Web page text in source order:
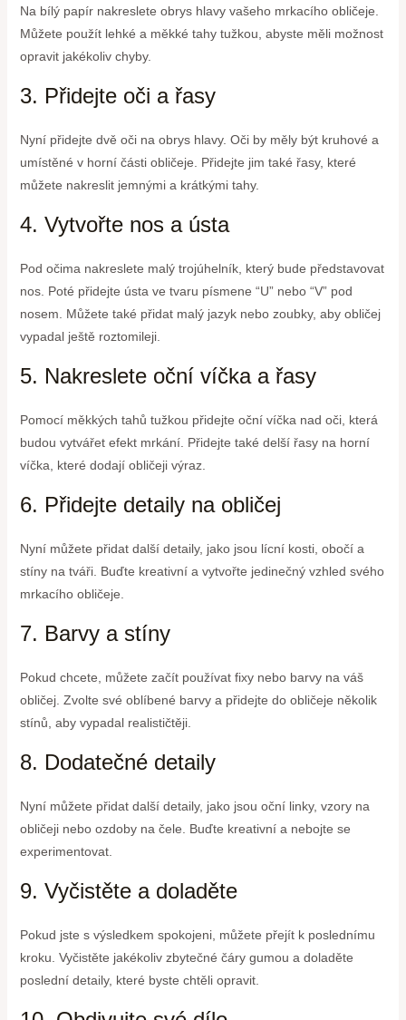
Na bílý papír nakreslete obrys hlavy vašeho mrkacího obličeje.
Můžete použít lehké a měkké tahy tužkou, abyste měli možnost
opravit jakékoliv chyby.
3. Přidejte oči a řasy
Nyní přidejte dvě oči na obrys hlavy. Oči by měly být kruhové a
umístěné v horní části obličeje. Přidejte jim také řasy, které
můžete nakreslit jemnými a krátkými tahy.
4. Vytvořte nos a ústa
Pod očima nakreslete malý trojúhelník, který bude představovat
nos. Poté přidejte ústa ve tvaru písmene “U” nebo “V” pod
nosem. Můžete také přidat malý jazyk nebo zoubky, aby obličej
vypadal ještě roztomileji.
5. Nakreslete oční víčka a řasy
Pomocí měkkých tahů tužkou přidejte oční víčka nad oči, která
budou vytvářet efekt mrkání. Přidejte také delší řasy na horní
víčka, které dodají obličeji výraz.
6. Přidejte detaily na obličej
Nyní můžete přidat další detaily, jako jsou lícní kosti, obočí a
stíny na tváři. Buďte kreativní a vytvořte jedinečný vzhled svého
mrkacího obličeje.
7. Barvy a stíny
Pokud chcete, můžete začít používat fixy nebo barvy na váš
obličej. Zvolte své oblíbené barvy a přidejte do obličeje několik
stínů, aby vypadal realističtěji.
8. Dodatečné detaily
Nyní můžete přidat další detaily, jako jsou oční linky, vzory na
obličeji nebo ozdoby na čele. Buďte kreativní a nebojte se
experimentovat.
9. Vyčistěte a doladěte
Pokud jste s výsledkem spokojeni, můžete přejít k poslednímu
kroku. Vyčistěte jakékoliv zbytečné čáry gumou a doladěte
poslední detaily, které byste chtěli opravit.